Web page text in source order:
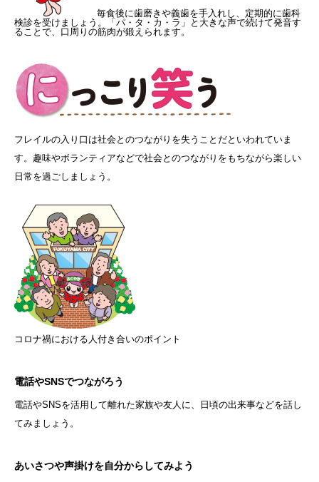
毎食後に歯磨きや義歯を手入れし、定期的に歯科
検診を受けましょう。「パ・タ・カ・ラ」と大きな声で続けて発音す
ることで、口周りの筋肉が鍛えられます。
フレイルの入り口は社会とのつながりを失うことだといわれていま
す。趣味やボランティアなどで社会とのつながりをもちながら楽しい
日常を過ごしましょう。
コロナ禍における人付き合いのポイント
電話やSNSでつながろう
電話やSNSを活用して離れた家族や友人に、日頃の出来事などを話し
てみましょう。
あいさつや声掛けを自分からしてみよう